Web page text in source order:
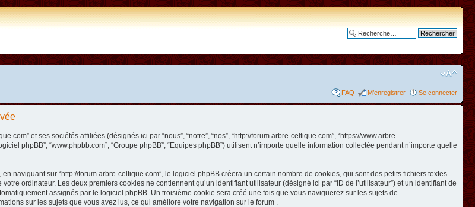
FAQ M’enregistrer Se connecter
et ses sociétés affiliées (désignés ici par “nous”, “notre”, “nos”, “http://forum.arbre-celtique.com”, “https://www.arbre-
phpBB”, “www.phpbb.com”, “Groupe phpBB”, “Equipes phpBB”) utilisent n’importe quelle information collectée pendant n’importe quelle
naviguant sur “http://forum.arbre-celtique.com”, le logiciel phpBB créera un certain nombre de cookies, qui sont des petits fichiers textes
ordinateur. Les deux premiers cookies ne contiennent qu’un identifiant utilisateur (désigné ici par “ID de l’utilisateur”) et un identifiant de
assignés par le logiciel phpBB. Un troisième cookie sera créé une fois que vous naviguerez sur les sujets de
sur les sujets que vous avez lus, ce qui améliore votre navigation sur le forum .